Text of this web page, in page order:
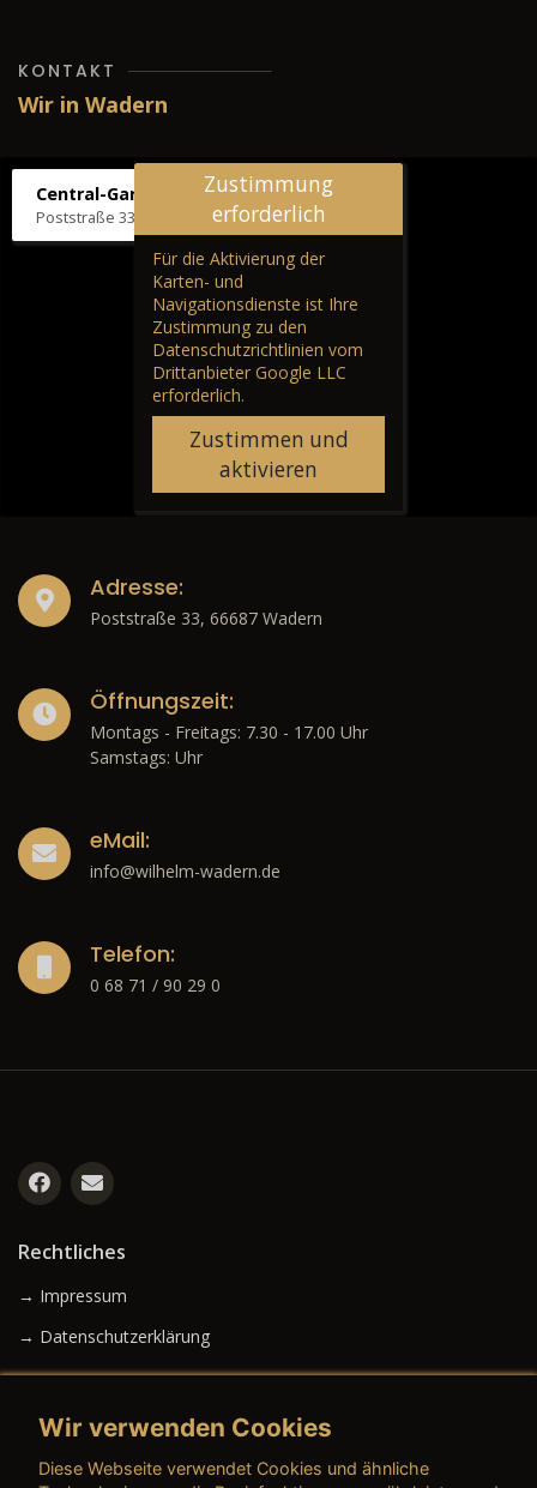
KONTAKT
Wir in Wadern
Central-Garage H. Wilhelm
Poststraße 33, 66687 Wadern
Zustimmung
erforderlich
Für die Aktivierung der
Karten- und
Navigationsdienste ist Ihre
Zustimmung zu den
Datenschutzrichtlinien vom
Drittanbieter Google LLC
erforderlich.
Zustimmen und
aktivieren
Adresse:
Poststraße 33, 66687 Wadern
Öffnungszeit:
Montags - Freitags: 7.30 - 17.00 Uhr
Samstags: Uhr
eMail:
info@wilhelm-wadern.de
Telefon:
0 68 71 / 90 29 0
Rechtliches
→ Impressum
→ Datenschutzerklärung
Wir verwenden Cookies
Diese Webseite verwendet Cookies und ähnliche